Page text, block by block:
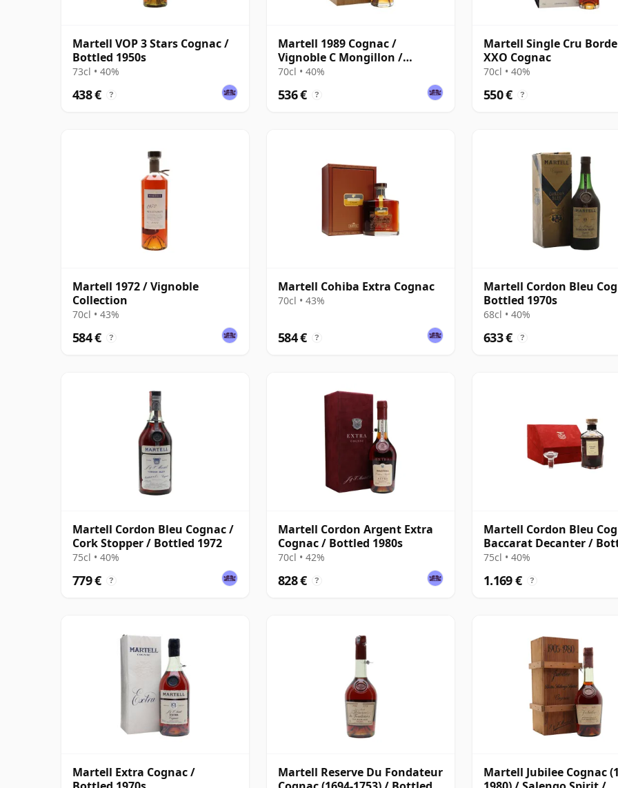
Martell VOP 3 Stars Cognac /
Bottled 1950s
73cl • 40%
438 € ?
Martell 1989 Cognac /
Vignoble C Mongillon /
Grande Champagne
70cl • 40%
536 € ?
Martell Single Cru
XXO Cognac
70cl • 40%
550 € ?
Martell 1972 / Vignoble
Collection
70cl • 43%
584 € ?
Martell Cohiba Extra Cognac
70cl • 43%
584 € ?
Martell Cordon Bleu
Bottled 1970s
68cl • 40%
633 € ?
Martell Cordon Bleu Cognac /
Cork Stopper / Bottled 1972
75cl • 40%
779 € ?
Martell Cordon Argent Extra
Cognac / Bottled 1980s
70cl • 42%
828 € ?
Martell Cordon Bleu
Baccarat Decanter /
1980s
75cl • 40%
1.169 € ?
Martell Extra Cognac /
Martell Reserve Du Fondateur
Martell Jubilee Cognac